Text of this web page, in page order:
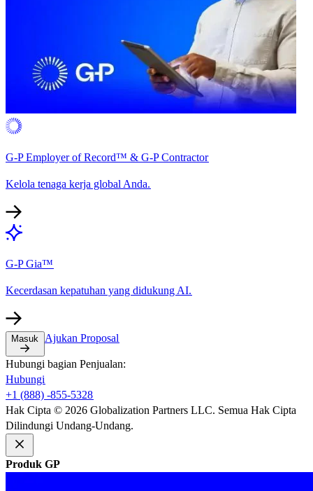
G-P Employer of Record™ & G-P Contractor​​
Kelola tenaga kerja global Anda.​​
G-P Gia™​​
Kecerdasan kepatuhan yang didukung AI.​​
Masuk​​ Ajukan Proposal​​
Hubungi bagian Penjualan:​​
Hubungi​​
+1 (888) -855-5328​​
Hak Cipta © 2026 Globalization Partners LLC. Semua Hak Cipta
Dilindungi Undang-Undang.​​
Produk GP​​